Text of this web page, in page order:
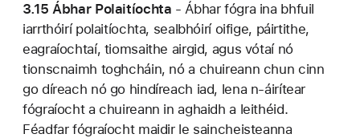
3.15 Ábhar Polaitíochta - Ábhar fógra ina bhfuil
iarrthóirí polaitíochta, sealbhóirí oifige, páirtithe,
eagraíochtaí, tiomsaithe airgid, agus vótaí nó
tionscnaimh toghcháin, nó a chuireann chun cinn
go díreach nó go hindíreach iad, lena n-áirítear
fógraíocht a chuireann in aghaidh a leithéid.
Féadfar fógraíocht maidir le saincheisteanna